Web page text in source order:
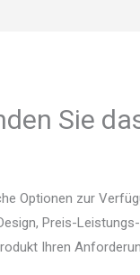
Sie
Optionen zur
Preis-
Ihren